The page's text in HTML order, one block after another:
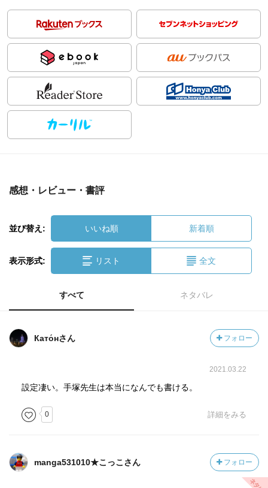
感想・レビュー・書評
並び替え: いいね順 新着順
表示形式: リスト 全文
すべて ネタバレ
Като́нさん フォロー
2021.03.22
設定凄い。手塚先生は本当になんでも書ける。
0 詳細をみる
manga531010★こっこさん フォロー